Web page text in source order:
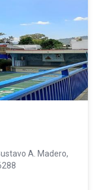
A. Madero,